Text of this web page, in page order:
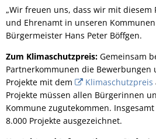
„Wir freuen uns, dass wir mit diesem
und Ehrenamt in unseren
Bürgermeister Hans Peter Böffgen.
Zum Klimaschutzpreis: Gemeinsam
Partnerkommunen die Bewerbungen
Projekte mit dem
Klimaschutzpreis
Projekte müssen allen Bürgerinnen
Kommune zugutekommen.
8.000 Projekte ausgezeichnet.